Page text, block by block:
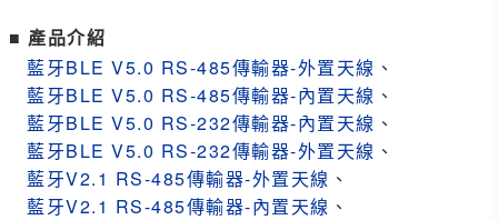
■ 產品介紹
藍牙BLE V5.0 RS-485傳輸器-外置天線 、
藍牙BLE V5.0 RS-485傳輸器-內置天線 、
藍牙BLE V5.0 RS-232傳輸器-內置天線 、
藍牙BLE V5.0 RS-232傳輸器-外置天線 、
藍牙V2.1 RS-485傳輸器-外置天線 、
藍牙V2.1 RS-485傳輸器-內置天線 、